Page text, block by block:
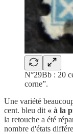
N°29Bb : 20
corne”.
Une variété
cent. bleu dit « à la
la retouche a été
nombre d'états